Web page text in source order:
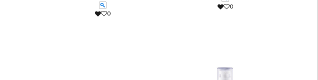
0
0